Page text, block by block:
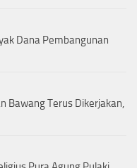
Dana Pembangunan
Bawang Terus Dikerjakan,